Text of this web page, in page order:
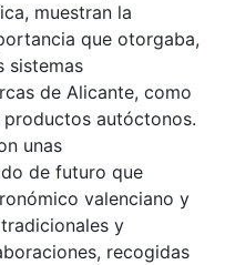
muestran la
que otorgaba,
sistemas
de Alicante, como
autóctonos.
unas
de futuro que
valenciano y
y
recogidas